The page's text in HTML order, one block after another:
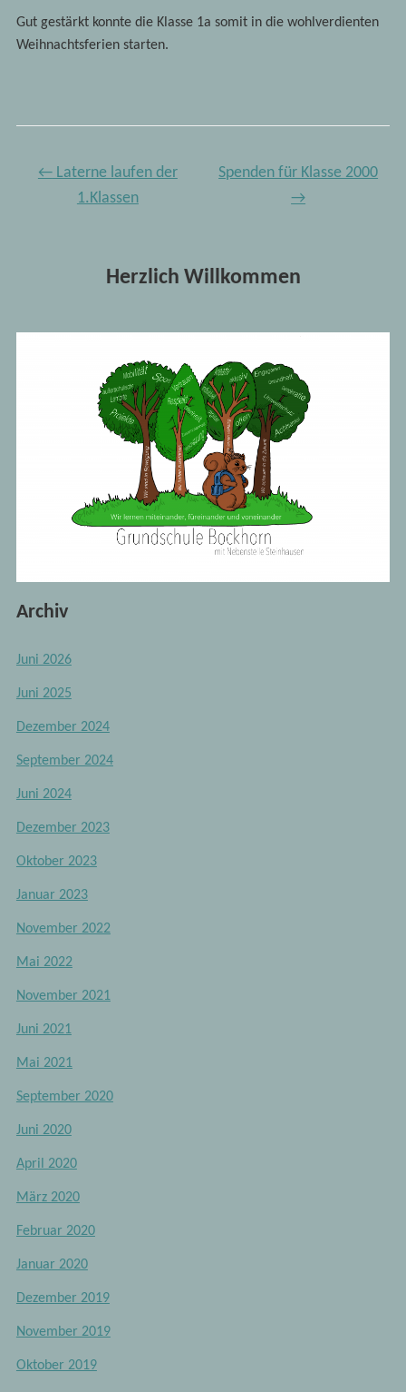
Herzlich Willkommen
Archiv
Juni 2026
Juni 2025
Dezember 2024
September 2024
Juni 2024
Dezember 2023
Oktober 2023
Januar 2023
November 2022
Mai 2022
November 2021
Juni 2021
Mai 2021
September 2020
Juni 2020
April 2020
März 2020
Februar 2020
Januar 2020
Dezember 2019
November 2019
Oktober 2019
Gut gestärkt konnte die Klasse 1a somit in die wohlverdienten
Weihnachtsferien starten.
←Laterne laufen der
1.Klassen
Spenden für Klasse 2000
→